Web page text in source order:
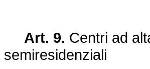
Art. 9. Centri ad
semiresidenziali